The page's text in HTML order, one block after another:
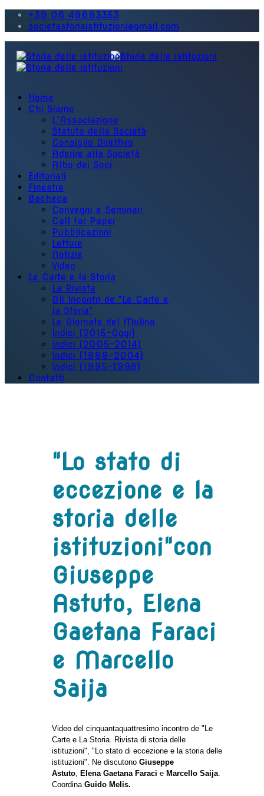
+39 06 49693353
societastoriaistituzioni@gmail.com
Home
Chi Siamo
L'Associazione
Statuto della Società
Consiglio Direttivo
Aderire alla Società
Albo dei Soci
Editoriali
Finestre
Bacheca
Convegni e Seminari
Call for Paper
Pubblicazioni
Letture
Notizie
Video
Le Carte e la Storia
La Rivista
Gli Incontri de "Le Carte e
la Storia"
Le Giornate del Mulino
Indici (2015-Oggi)
Indici (2005-2014)
Indici (1999-2004)
Indici (1995-1998)
Contatti
"Lo stato di
eccezione e la
storia delle
istituzioni"con
Giuseppe
Astuto, Elena
Gaetana Faraci
e Marcello
Saija
Video del cinquantaquattresimo incontro de "Le
Carte e La Storia. Rivista di storia delle
istituzioni", "Lo stato di eccezione e la storia delle
istituzioni". Ne discutono Giuseppe
Astuto, Elena Gaetana Faraci e Marcello Saija.
Coordina Guido Melis.